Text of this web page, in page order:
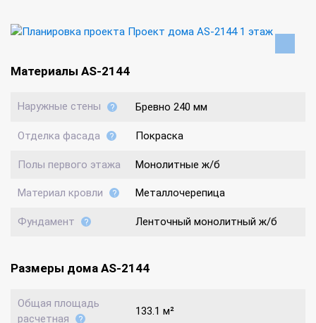
Материалы AS-2144
Наружные стены Бревно 240 мм
Отделка фасада Покраска
Полы первого этажа Монолитные ж/б
Материал кровли Металлочерепица
Фундамент Ленточный монолитный ж/б
Размеры дома AS-2144
Общая площадь
расчетная
133.1 м²